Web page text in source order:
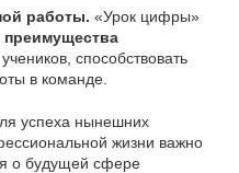
работы. «Урок цифры»
преимущества
учеников, способствовать
в команде.
успеха нынешних
жизни важно
о будущей сфере